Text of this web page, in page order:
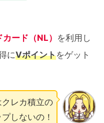
ード（NL）
を利用し
にVポイントをゲット
レカ積立の
しないの！